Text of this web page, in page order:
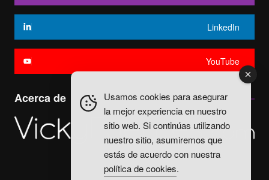
LinkedIn
YouTube
Acerca de
Usamos cookies para asegurar
la mejor experiencia en nuestro
sitio web. Si continúas utilizando
nuestro sitio, asumiremos que
estás de acuerdo con nuestra
política de cookies.